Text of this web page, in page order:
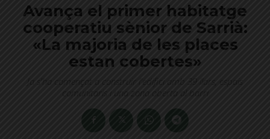
Avança el primer habitatge
cooperatiu sènior de Sarrià:
«La majoria de les places
estan cobertes»
Ja s'ha començat a construir l'edifici amb 39 llars, espais
comunitaris i una zona oberta al barri